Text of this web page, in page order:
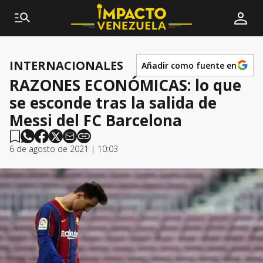
INTERNACIONALES Añadir como fuente en
RAZONES ECONÓMICAS: lo que
se esconde tras la salida de
Messi del FC Barcelona
6 de agosto de 2021 | 10:03